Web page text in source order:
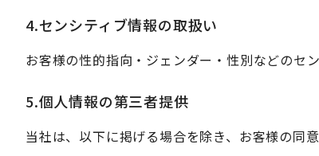
4.センシティブ情報の取扱い
お客様の性的指向・ジェンダー・性別などのセ
5.個人情報の第三者提供
当社は、以下に掲げる場合を除き、お客様の同